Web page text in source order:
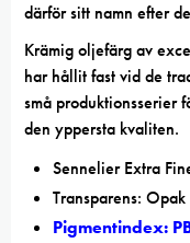
därför sitt namn efter
Krämig oljefärg av
har hållit fast vid de
små produktionsserier
den yppersta kvaliten.
Sennelier Extra
Transparens: Opak
Pigmentindex: